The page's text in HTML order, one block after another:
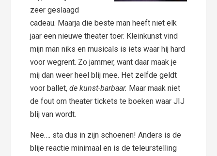
zeer geslaagd
cadeau. Maarja die beste man heeft niet elk
jaar een nieuwe theater toer. Kleinkunst vind
mijn man niks en musicals is iets waar hij hard
voor wegrent. Zo jammer, want daar maak je
mij dan weer heel blij mee. Het zelfde geldt
voor ballet,de kunst-barbaar. Maar maak niet
de fout om theater tickets te boeken waar JIJ
blij van wordt.
Nee…. sta dus in zijn schoenen! Anders is de
blije reactie minimaal en is de teleurstelling